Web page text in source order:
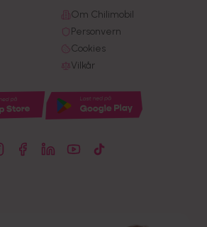
Om Chilimobil
Personvern
Cookies
Vilkår